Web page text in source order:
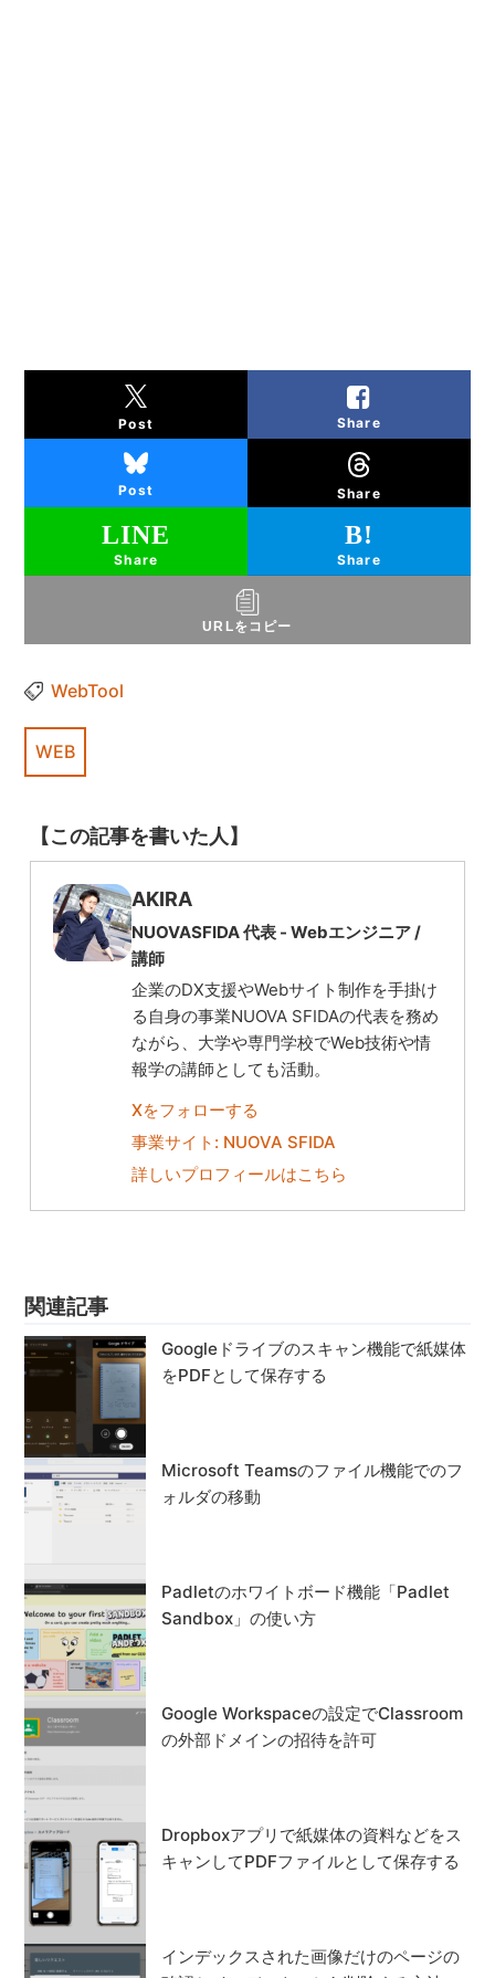
Post Share
Post Share
Share Share
URLをコピー
WebTool
WEB
【この記事を書いた人】
AKIRA
NUOVASFIDA 代表 - Webエンジニア/
講師
企業のDX支援やWebサイト制作を手掛け
る自身の事業NUOVA SFIDAの代表を務め
ながら、大学や専門学校でWeb技術や情
報学の講師としても活動。
Xをフォローする
事業サイト: NUOVA SFIDA
詳しいプロフィールはこちら
関連記事
Googleドライブのスキャン機能で紙媒体
をPDFとして保存する
Microsoft Teamsのファイル機能でのフ
ォルダの移動
Padletのホワイトボード機能「Padlet
Sandbox」の使い方
Google Workspaceの設定でClassroom
の外部ドメインの招待を許可
Dropboxアプリで紙媒体の資料などをス
キャンしてPDFファイルとして保存する
インデックスされた画像だけのページの